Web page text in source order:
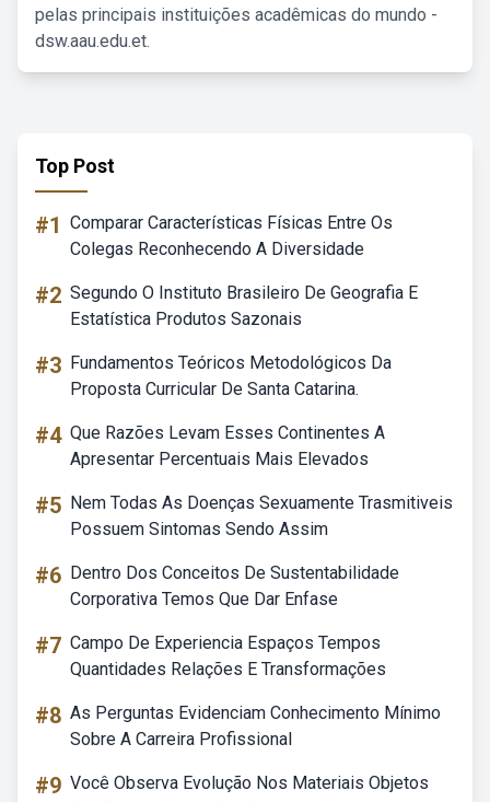
pelas principais instituições acadêmicas do mundo -
dsw.aau.edu.et.
Top Post
#1 Comparar Características Físicas Entre Os
Colegas Reconhecendo A Diversidade
#2 Segundo O Instituto Brasileiro De Geografia E
Estatística Produtos Sazonais
#3 Fundamentos Teóricos Metodológicos Da
Proposta Curricular De Santa Catarina.
#4 Que Razões Levam Esses Continentes A
Apresentar Percentuais Mais Elevados
#5 Nem Todas As Doenças Sexuamente Trasmitiveis
Possuem Sintomas Sendo Assim
#6 Dentro Dos Conceitos De Sustentabilidade
Corporativa Temos Que Dar Enfase
#7 Campo De Experiencia Espaços Tempos
Quantidades Relações E Transformações
#8 As Perguntas Evidenciam Conhecimento Mínimo
Sobre A Carreira Profissional
#9 Você Observa Evolução Nos Materiais Objetos